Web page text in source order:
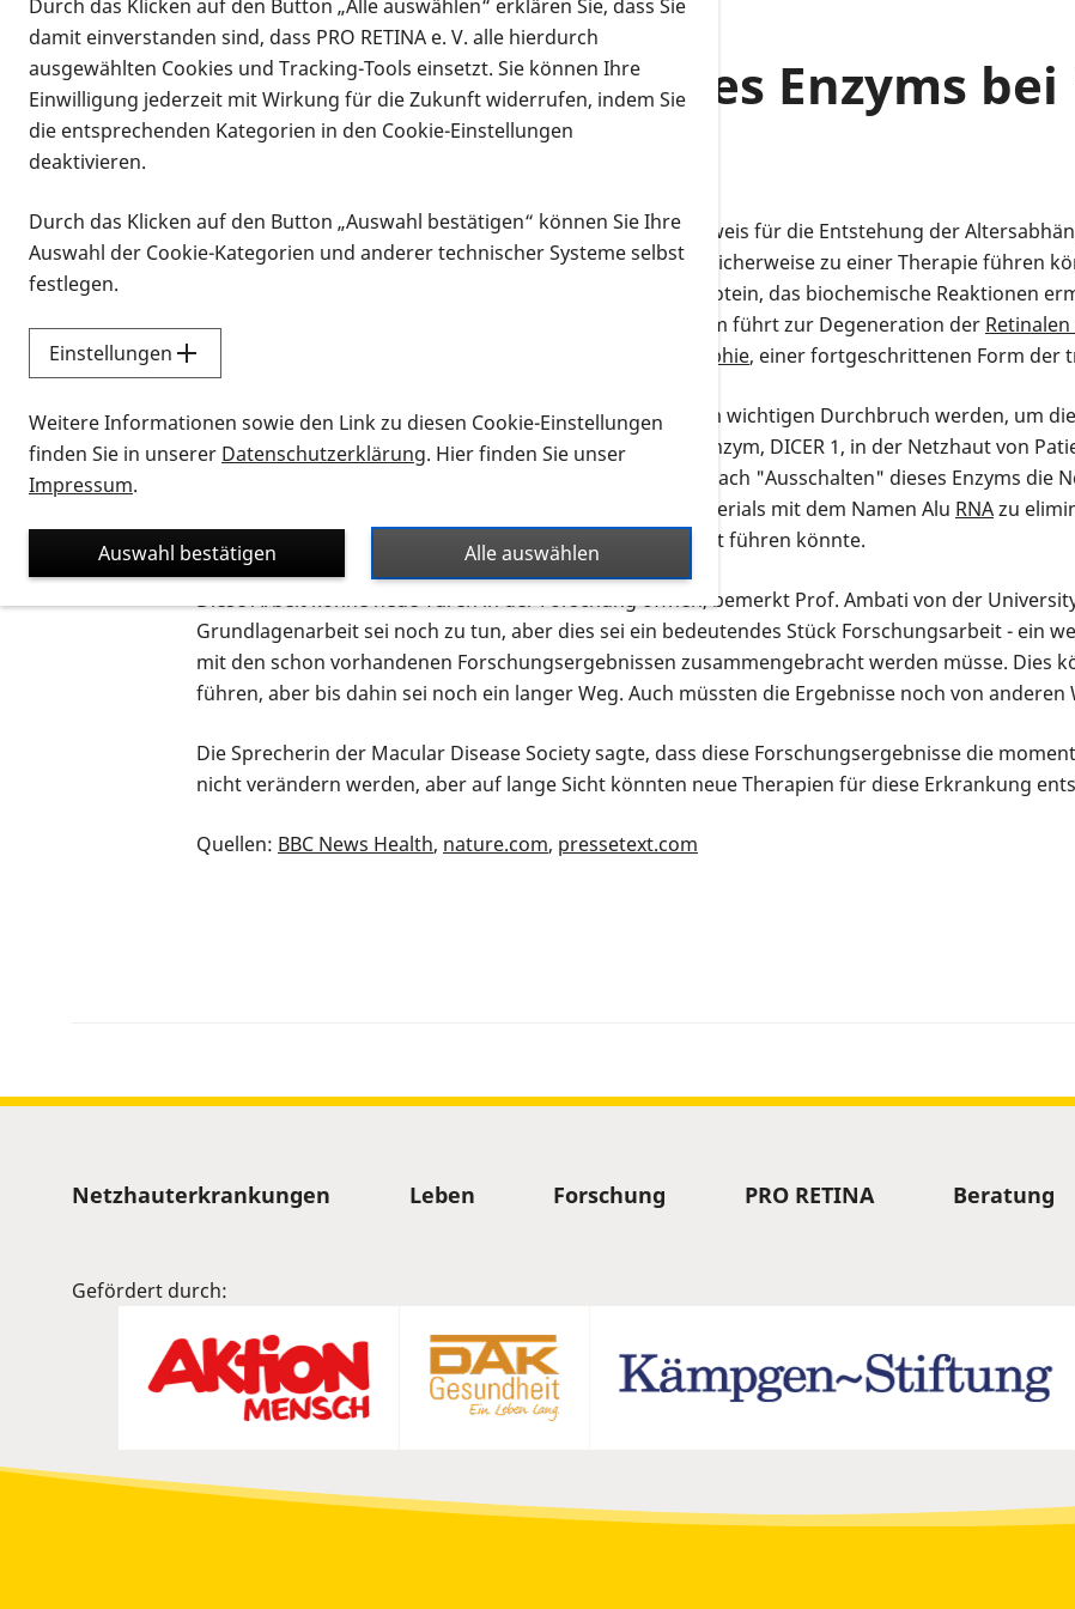
Vorlesen
Funktionsausfall eines Enzyms
AMD
Ein internationales Forscherteam hat einen weiteren Hinweis für die Entstehung der
gefunden, von dem die Untersucher hoffen, dass er möglicherweise zu einer Therapie führen
veröffentlicht im Journal 2NATURE", wurde ein Enzym (Protein, das biochemische Reaktionen
(DICER 1), welches nicht mehr funktioniert. Dies wiederum führt zur Degeneration der
geographischen Atrophie, einer fortgeschrittenen Form der
Experten in Großbritannien meinen, dies könnte zu einem wichtigen Durchbruch werden, um
verstehen. Die Wissenschaftler bemerkten, dass dieses Enzym, DICER 1, in der Netzhaut von
aktiv ist. In Mäusen konnte nachgewiesen werden, dass nach "Ausschalten" dieses Enzyms die
DICER 1 ist notwendig, um kleine Stücke genetischen Materials mit dem Namen Alu RNAzu
Alu RNA an, was letztendlich zum Untergang der Netzhaut führen könnte.
Diese Arbeit könne neue Türen in der Forschung öffnen, bemerkt Prof. Ambati von der
Grundlagenarbeit sei noch zu tun, aber dies sei ein bedeutendes Stück Forschungsarbeit - ein
mit den schon vorhandenen Forschungsergebnissen zusammengebracht werden müsse. Dies
führen, aber bis dahin sei noch ein langer Weg. Auch müssten die Ergebnisse noch von
Die Sprecherin der Macular Disease Society sagte, dass diese Forschungsergebnisse die
nicht verändern werden, aber auf lange Sicht könnten neue Therapien für diese Erkrankung
Quellen: BBC News Health, nature.com, pressetext.com
Sitemap
Netzhauterkrankungen Leben Forschung PRO RETINA Beratung
Gefördert durch:
Durch das Klicken auf den Button „Alle auswählen“ erklären Sie, dass Sie
damit einverstanden sind, dass PRO RETINA e. V. alle hierdurch
ausgewählten Cookies und Tracking-Tools einsetzt. Sie können Ihre
Einwilligung jederzeit mit Wirkung für die Zukunft widerrufen, indem Sie
die entsprechenden Kategorien in den Cookie-Einstellungen
deaktivieren.
Durch das Klicken auf den Button „Auswahl bestätigen“ können Sie Ihre
Auswahl der Cookie-Kategorien und anderer technischer Systeme selbst
festlegen.
Einstellungen
Weitere Informationen sowie den Link zu diesen Cookie-Einstellungen
finden Sie in unserer Datenschutzerklärung. Hier finden Sie unser
Impressum.
Alle auswählen
Auswahl bestätigen